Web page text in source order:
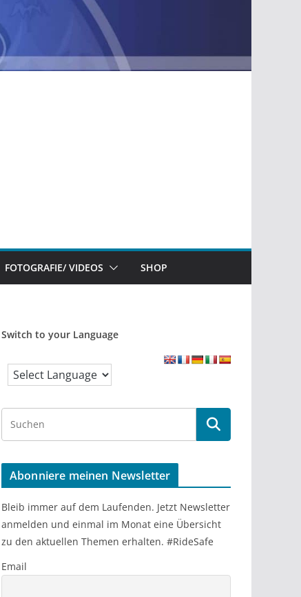
FOTOGRAFIE/ VIDEOS SHOP
Switch to your Language
r
h
Abonniere meinen Newsletter
Bleib immer auf dem Laufenden. Jetzt Newsletter
anmelden und einmal im Monat eine Übersicht
zu den aktuellen Themen erhalten. #RideSafe
Email